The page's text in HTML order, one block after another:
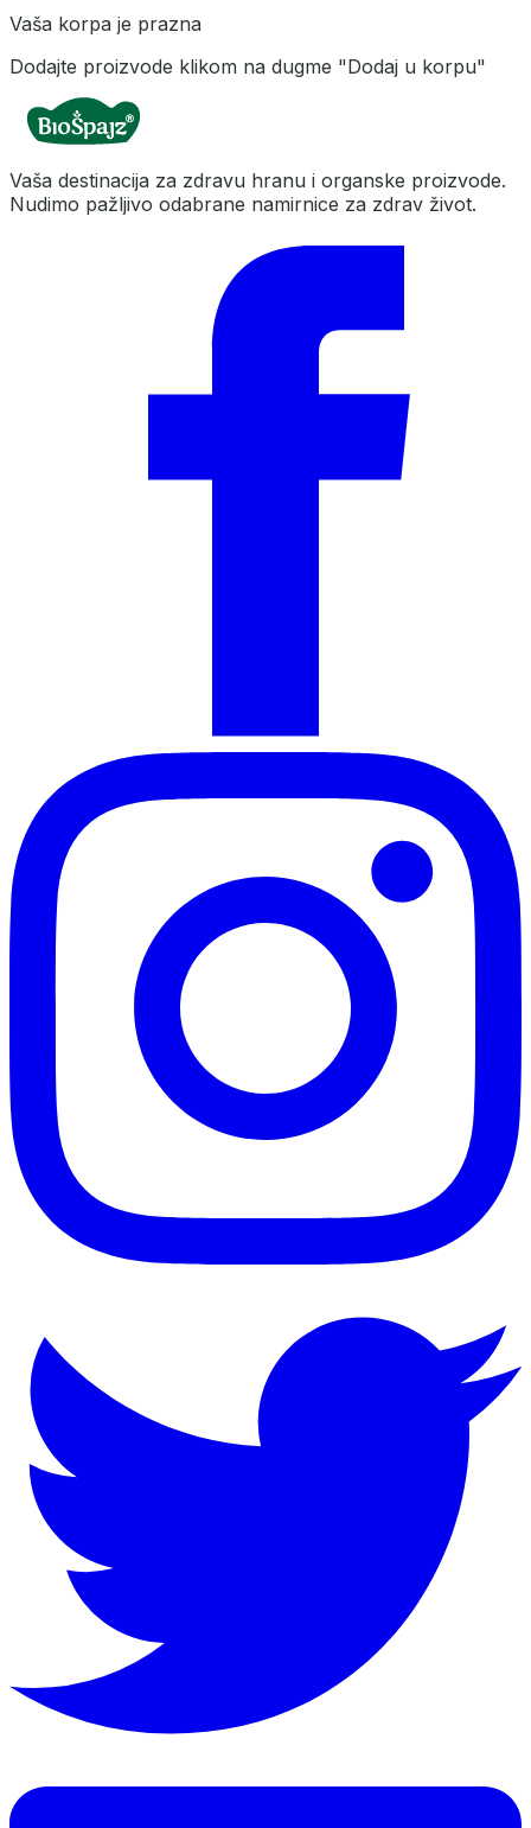
Vaša korpa je prazna
Dodajte proizvode klikom na dugme "Dodaj u korpu"
Vaša destinacija za zdravu hranu i organske proizvode.
Nudimo pažljivo odabrane namirnice za zdrav život.